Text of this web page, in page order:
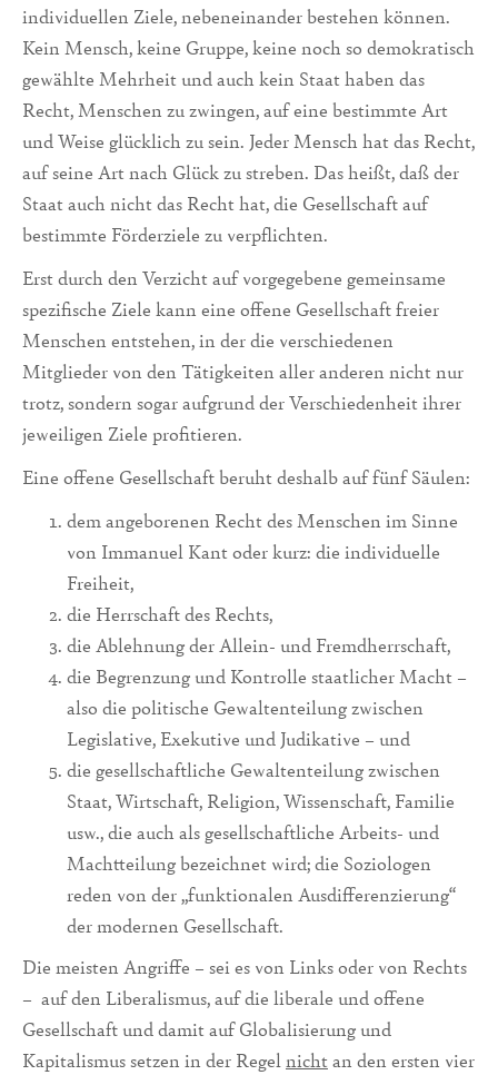
individuellen Ziele, nebeneinander bestehen können.
Kein Mensch, keine Gruppe, keine noch so de­mokratisch
gewählte Mehr­heit und auch kein Staat haben das
Recht, Menschen zu zwin­gen, auf eine be­stimmte Art
und Weise glücklich zu sein. Jeder Mensch hat das Recht,
auf seine Art nach Glück zu streben. Das heißt, daß der
Staat auch nicht das Recht hat, die Gesell­schaft auf
bestimmte Förderziele zu verpflichten.
Erst durch den Verzicht auf vorgegebene gemeinsame
spezifische Ziele kann eine of­fene Gesellschaft freier
Menschen entstehen, in der die verschiedenen
Mitglieder von den Tätigkeiten aller anderen nicht nur
trotz, sondern sogar aufgrund der Verschie­denheit ihrer
je­weiligen Ziele profitieren.
Eine offene Gesellschaft beruht deshalb auf fünf Säulen:
dem angeborenen Recht des Menschen im Sinne
von Immanuel Kant oder kurz: die individuelle
Freiheit,
die Herrschaft des Rechts,
die Ablehnung der Allein- und Fremdherrschaft,
die Begrenzung und Kontrolle staatlicher Macht –
also die politische Gewaltenteilung zwischen
Legislative, Exekutive und Judikative – und
die gesellschaftliche Gewaltenteilung zwischen
Staat, Wirtschaft, Religion, Wissenschaft, Familie
usw., die auch als gesellschaftliche Arbeits- und
Machtteilung bezeichnet wird; die Soziologen
reden von der „funktionalen Ausdifferenzierung“
der modernen Gesellschaft.
Die meisten Angriffe – sei es von Links oder von Rechts
– auf den Liberalismus, auf die liberale und offene
Gesellschaft und damit auf Globalisierung und
Kapitalismus setzen in der Regelnicht an den ersten vier